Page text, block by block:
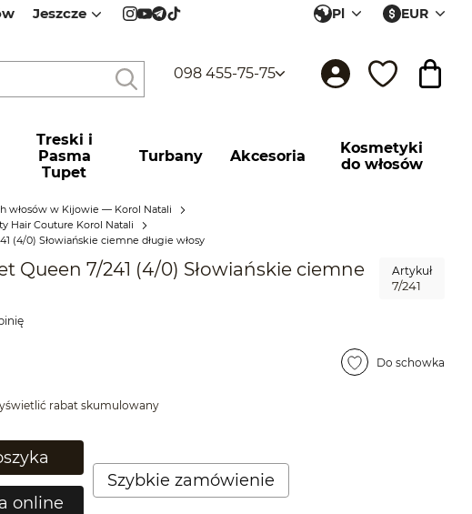
Jeszcze Pl EUR
098 455-75-75
Treski і
Pasma
Tupet
Turbany Akcesoria
Kosmetyki
do włosów
włosów w Kijowie — Korol Natali
Hair Couture Korol Natali
(4/0) Słowiańskie ciemne długie włosy
Queen 7/241 (4/0) Słowiańskie ciemne
Artykuł
7/241
Do schowka
rabat skumulowany
online
Szybkie zamówienie